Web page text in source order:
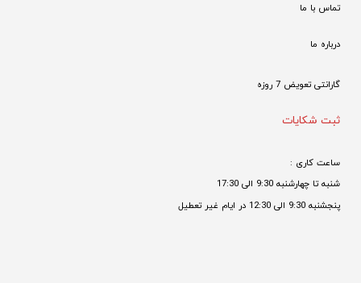
تماس با ما
درباره ما
گارانتی تعویض 7 روزه
ثبت شکایات
ساعت کاری :
شنبه تا چهارشنبه 9:30 الی 17:30
پنجشنبه 9:30 الی 12:30 در ایام غیر تعطیل